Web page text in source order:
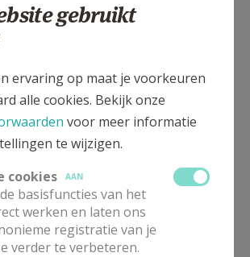
PE
Van Den Driessche
44
gebruikt
ervaring op maat je voorkeuren
alle cookies. Bekijk onze
voor meer informatie
te wijzigen.
cookies
AAN
basisfuncties van het
werken en laten ons
registratie van je
verder te verbeteren.